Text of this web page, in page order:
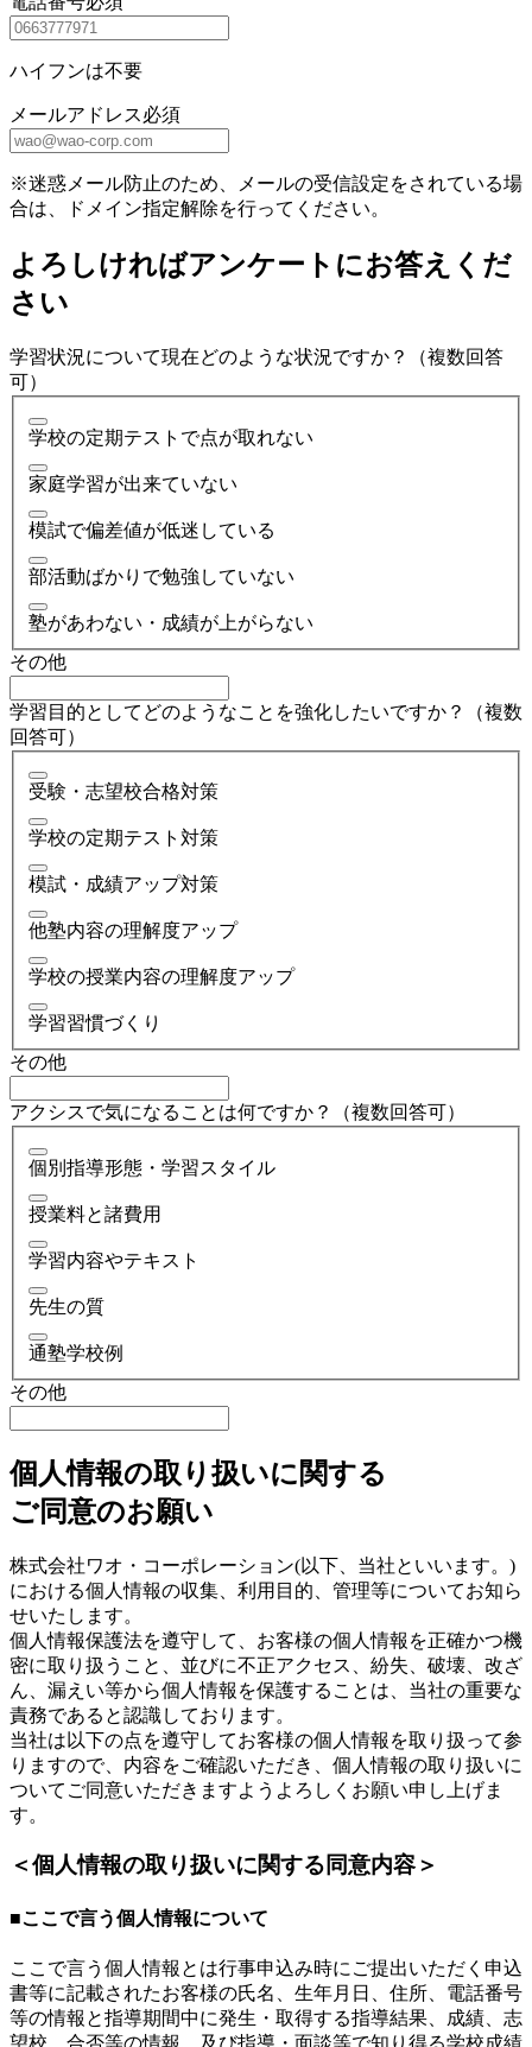
ハイフンは不要
メールアドレス必須
※迷惑メール防止のため、メールの受信設定をされている場
合は、ドメイン指定解除を行ってください。
よろしければアンケートにお答えくだ
さい
学習状況について現在どのような状況ですか？（複数回答
可）
学校の定期テストで点が取れない
家庭学習が出来ていない
模試で偏差値が低迷している
部活動ばかりで勉強していない
塾があわない・成績が上がらない
その他
学習目的としてどのようなことを強化したいですか？（複数
回答可）
受験・志望校合格対策
学校の定期テスト対策
模試・成績アップ対策
他塾内容の理解度アップ
学校の授業内容の理解度アップ
学習習慣づくり
その他
アクシスで気になることは何ですか？（複数回答可）
個別指導形態・学習スタイル
授業料と諸費用
学習内容やテキスト
先生の質
通塾学校例
その他
個人情報の取り扱いに関する
ご同意のお願い
株式会社ワオ・コーポレーション(以下、当社といいます。)
における個人情報の収集、利用目的、管理等についてお知ら
せいたします。
個人情報保護法を遵守して、お客様の個人情報を正確かつ機
密に取り扱うこと、並びに不正アクセス、紛失、破壊、改ざ
ん、漏えい等から個人情報を保護することは、当社の重要な
責務であると認識しております。
当社は以下の点を遵守してお客様の個人情報を取り扱って参
りますので、内容をご確認いただき、個人情報の取り扱いに
ついてご同意いただきますようよろしくお願い申し上げま
す。
＜個人情報の取り扱いに関する同意内容＞
■ここで言う個人情報について
ここで言う個人情報とは行事申込み時にご提出いただく申込
書等に記載されたお客様の氏名、生年月日、住所、電話番号
等の情報と指導期間中に発生・取得する指導結果、成績、志
望校、合否等の情報、及び指導・面談等で知り得る学校成績